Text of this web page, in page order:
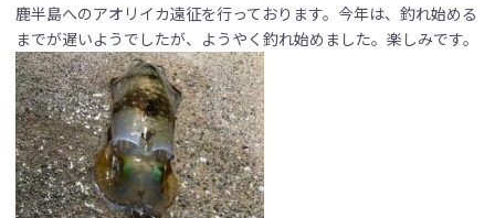
鹿半島へのアオリイカ遠征を行っております。今年は、釣れ始める
までが遅いようでしたが、ようやく釣れ始めました。楽しみです。